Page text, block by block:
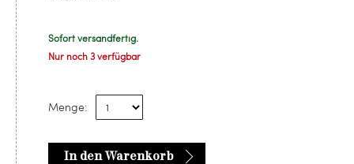
Sofort versandfertig.
Nur noch 3 verfügbar
Menge:
In den Warenkorb